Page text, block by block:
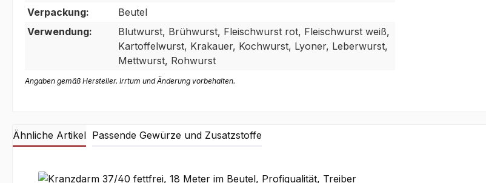
Verpackung:
Beutel
Verwendung:
Blutwurst, Brühwurst, Fleischwurst rot, Fleischwurst weiß,
Kartoffelwurst, Krakauer, Kochwurst, Lyoner, Leberwurst,
Mettwurst, Rohwurst
Angaben gemäß Hersteller. Irrtum und Änderung vorbehalten.
Ähnliche Artikel Passende Gewürze und Zusatzstoffe